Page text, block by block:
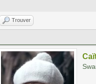
Trouver